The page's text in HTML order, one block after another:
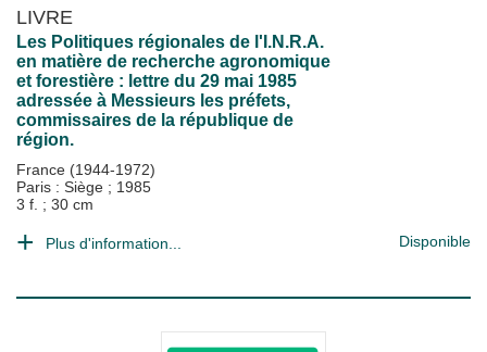
LIVRE
Les Politiques régionales de l'I.N.R.A.
en matière de recherche agronomique
et forestière : lettre du 29 mai 1985
adressée à Messieurs les préfets,
commissaires de la république de
région.
France (1944-1972)
Paris : Siège ; 1985
3 f. ; 30 cm
Plus d'information... Disponible